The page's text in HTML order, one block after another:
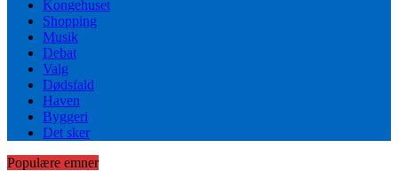
Kongehuset
Shopping
Musik
Debat
Valg
Dødsfald
Haven
Byggeri
Det sker
Populære emner